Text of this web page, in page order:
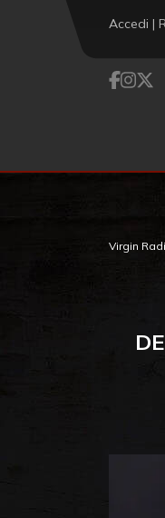
Accedi |
Virgin